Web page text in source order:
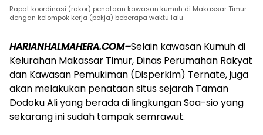
Rapat koordinasi (rakor) penataan kawasan kumuh di Makassar Timur
dengan kelompok kerja (pokja) beberapa waktu lalu
HARIANHALMAHERA.COM–Selain kawasan Kumuh di
Kelurahan Makassar Timur, Dinas Perumahan Rakyat
dan Kawasan Pemukiman (Disperkim) Ternate, juga
akan melakukan penataan situs sejarah Taman
Dodoku Ali yang berada di lingkungan Soa-sio yang
sekarang ini sudah tampak semrawut.